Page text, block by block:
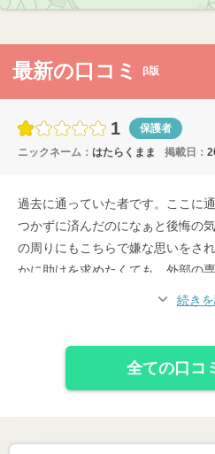
最新の口コミ β版
1
保護者
ニックネーム： はたらくまま 掲載日：
過去に通っていた者です。ここに
つかずに済んだのになぁと後悔の
の周りにもこちらで嫌な思いをさ
かに助けを求めたくても、外部の
い園なので八方塞がりになりますよ
続き
全ての口コ